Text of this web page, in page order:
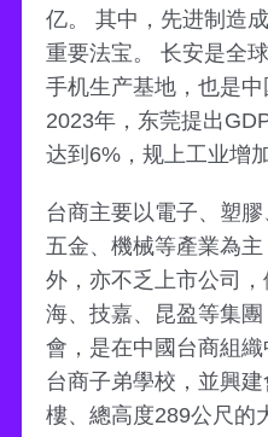
亿。 其中，先进制造
重要法宝。 长安是全
手机生产基地，也是中
2023年，东莞提出
达到6%，规上工业增
台商主要以電子、塑膠
五金、機械等產業為
外，亦不乏上市公司
海、技嘉、昆盈等集
會，是在中國台商組
台商子弟學校，並興
樓、總高度289公尺的